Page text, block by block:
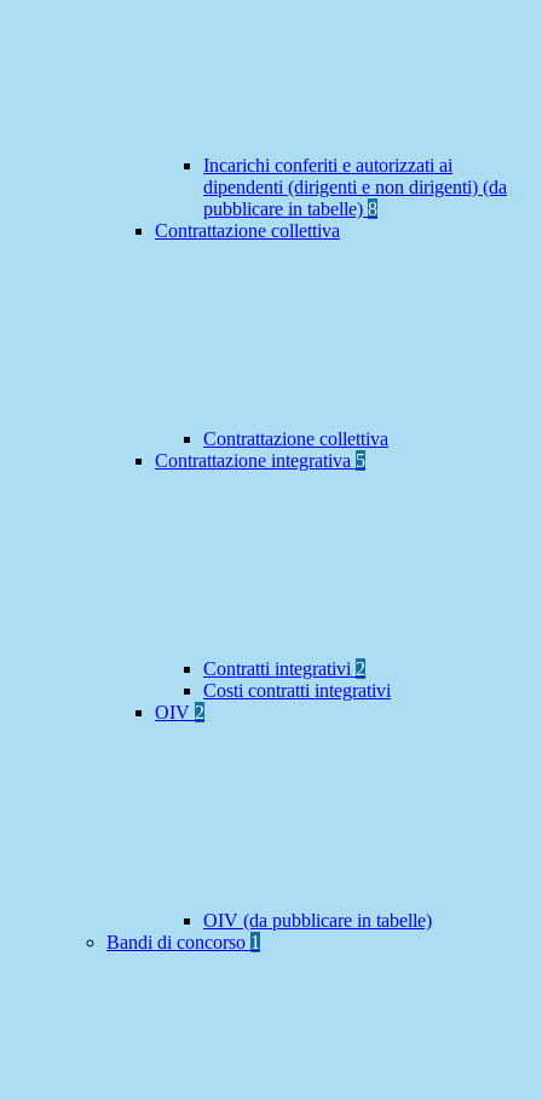
Incarichi conferiti e autorizzati ai
dipendenti (dirigenti e non dirigenti) (da
pubblicare in tabelle) 8
Contrattazione collettiva
Contrattazione collettiva
Contrattazione integrativa 5
Contratti integrativi 2
Costi contratti integrativi
OIV 2
OIV (da pubblicare in tabelle)
Bandi di concorso 1